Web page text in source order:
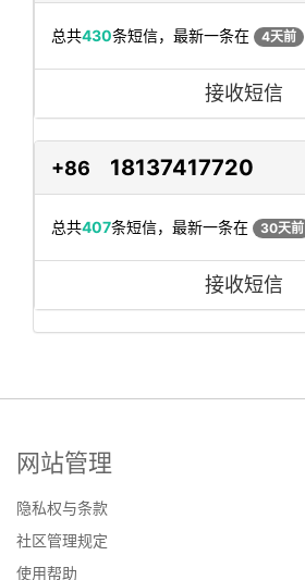
总共430条短信，最新一条在 4天前
接收短信
+86 18137417720
总共407条短信，最新一条在 30天前
接收短信
网站管理
隐私权与条款
社区管理规定
使用帮助